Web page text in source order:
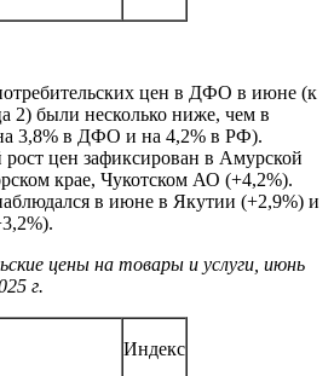
цен в ДФО в июне (к
2) были несколько ниже, чем в
3,8% в ДФО и на 4,2% в РФ).
цен зафиксирован в Амурской
крае, Чукотском АО (+4,2%).
в июне в Якутии (+2,9%) и
цены на товары и услуги, июнь
г.
Индекс